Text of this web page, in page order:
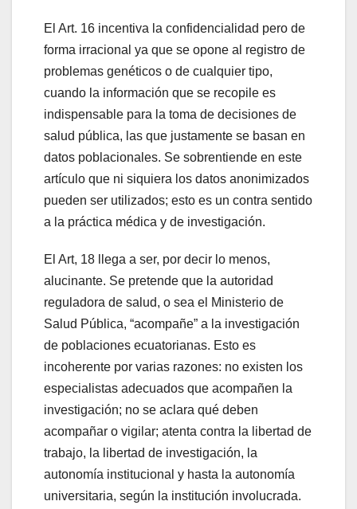
El Art. 16 incentiva la confidencialidad pero de
forma irracional ya que se opone al registro de
problemas genéticos o de cualquier tipo,
cuando la información que se recopile es
indispensable para la toma de decisiones de
salud pública, las que justamente se basan en
datos poblacionales. Se sobrentiende en este
artículo que ni siquiera los datos anonimizados
pueden ser utilizados; esto es un contra sentido
a la práctica médica y de investigación.
El Art, 18 llega a ser, por decir lo menos,
alucinante. Se pretende que la autoridad
reguladora de salud, o sea el Ministerio de
Salud Pública, “acompañe” a la investigación
de poblaciones ecuatorianas. Esto es
incoherente por varias razones: no existen los
especialistas adecuados que acompañen la
investigación; no se aclara qué deben
acompañar o vigilar; atenta contra la libertad de
trabajo, la libertad de investigación, la
autonomía institucional y hasta la autonomía
universitaria, según la institución involucrada.